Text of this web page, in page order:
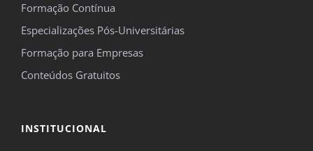
Formação Contínua
Especializações Pós-Universitárias
Formação para Empresas
Conteúdos Gratuitos
INSTITUCIONAL